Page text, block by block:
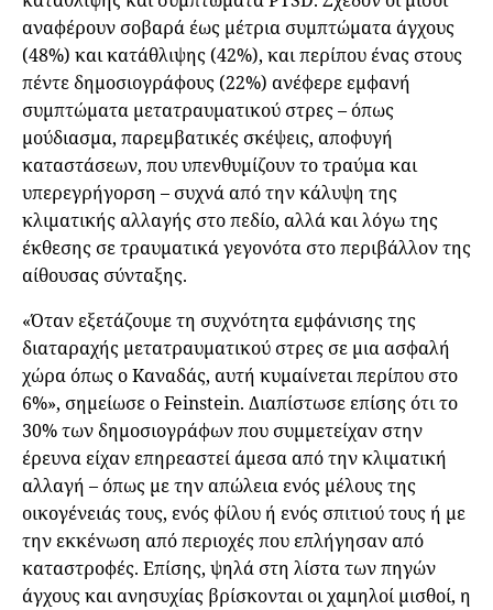
αναφέρουν σοβαρά έως μέτρια συμπτώματα άγχους
(48%) και κατάθλιψης (42%), και περίπου ένας στους
πέντε δημοσιογράφους (22%) ανέφερε εμφανή
συμπτώματα μετατραυματικού στρες – όπως
μούδιασμα, παρεμβατικές σκέψεις, αποφυγή
καταστάσεων, που υπενθυμίζουν το τραύμα και
υπερεγρήγορση – συχνά από την κάλυψη της
κλιματικής αλλαγής στο πεδίο, αλλά και λόγω της
έκθεσης σε τραυματικά γεγονότα στο περιβάλλον της
αίθουσας σύνταξης.
«Όταν εξετάζουμε τη συχνότητα εμφάνισης της
διαταραχής μετατραυματικού στρες σε μια ασφαλή
χώρα όπως ο Καναδάς, αυτή κυμαίνεται περίπου στο
6%», σημείωσε ο Feinstein. Διαπίστωσε επίσης ότι το
30% των δημοσιογράφων που συμμετείχαν στην
έρευνα είχαν επηρεαστεί άμεσα από την κλιματική
αλλαγή – όπως με την απώλεια ενός μέλους της
οικογένειάς τους, ενός φίλου ή ενός σπιτιού τους ή με
την εκκένωση από περιοχές που επλήγησαν από
καταστροφές. Επίσης, ψηλά στη λίστα των πηγών
άγχους και ανησυχίας βρίσκονται οι χαμηλοί μισθοί, η